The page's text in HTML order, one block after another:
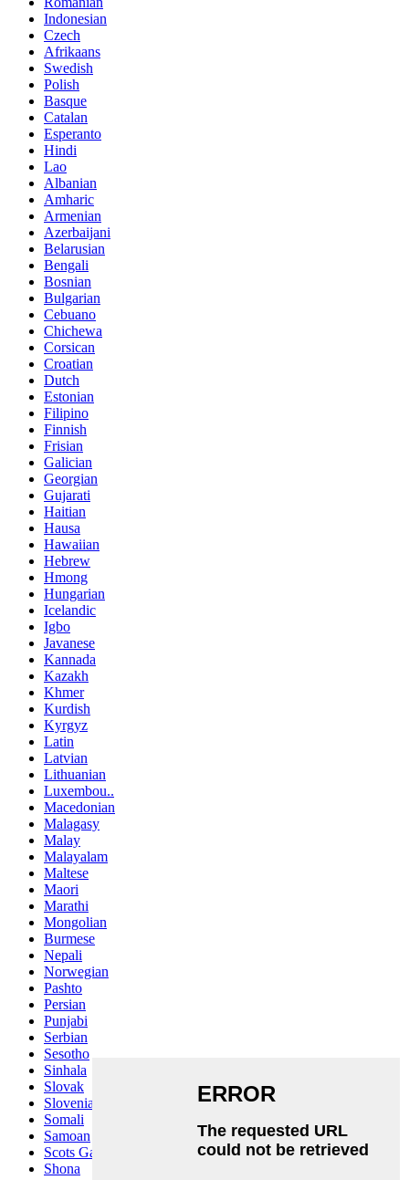
Indonesian
Czech
Afrikaans
Swedish
Polish
Basque
Catalan
Esperanto
Hindi
Lao
Albanian
Amharic
Armenian
Azerbaijani
Belarusian
Bengali
Bosnian
Bulgarian
Cebuano
Chichewa
Corsican
Croatian
Dutch
Estonian
Filipino
Finnish
Frisian
Galician
Georgian
Gujarati
Haitian
Hausa
Hawaiian
Hebrew
Hmong
Hungarian
Icelandic
Igbo
Javanese
Kannada
Kazakh
Khmer
Kurdish
Kyrgyz
Latin
Latvian
Lithuanian
Luxembou..
Macedonian
Malagasy
Malay
Malayalam
Maltese
Maori
Marathi
Mongolian
Burmese
Nepali
Norwegian
Pashto
Persian
Punjabi
Serbian
Sesotho
Sinhala
Slovak
Slovenian
Somali
Samoan
Scots Gaelic
Shona